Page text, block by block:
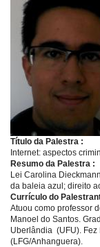
Título da Palestra :
Internet: aspectos
Resumo da Palestra :
Lei Carolina
da baleia azul; direito
Currículo do
Atuou como professor
Manoel do Santos.
Uberlândia (UFU). Fez
(LFG/Anhanguera).